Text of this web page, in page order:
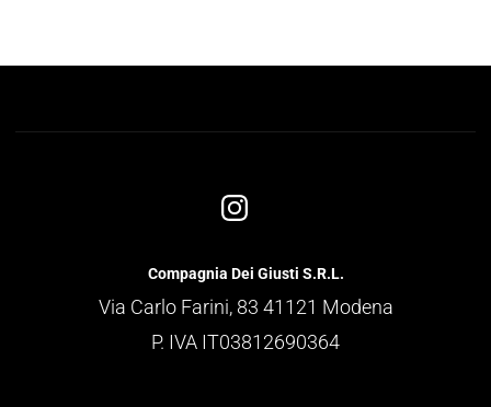
Compagnia Dei Giusti S.R.L.
Via Carlo Farini, 83 41121 Modena
P. IVA IT03812690364